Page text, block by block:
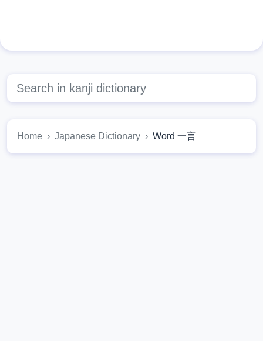
Home Japanese Dictionary Word 一言